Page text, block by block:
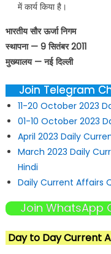
में कार्य किया है।
भारतीय सौर ऊर्जा निगम
स्थापना — 9 सितंबर 2011
मुख्यालय — नई दिल्ली
Join Telegram
11-20 October 2023
01-10 October 2023
April 2023 Daily
March 2023 Daily
Hindi
Daily Current Affairs
Join WhatsApp
Day to Day Current